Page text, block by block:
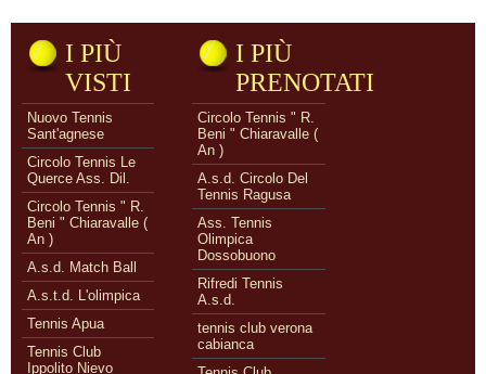
I PIÙ
VISTI
Nuovo Tennis
Sant'agnese
Circolo Tennis Le
Querce Ass. Dil.
Circolo Tennis " R.
Beni " Chiaravalle (
An )
A.s.d. Match Ball
A.s.t.d. L'olimpica
Tennis Apua
Tennis Club
Ippolito Nievo
I PIÙ
PRENOTATI
Circolo Tennis " R.
Beni " Chiaravalle (
An )
A.s.d. Circolo Del
Tennis Ragusa
Ass. Tennis
Olimpica
Dossobuono
Rifredi Tennis
A.s.d.
tennis club verona
cabianca